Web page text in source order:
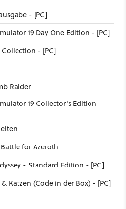
- [PC]
19 Day One Edition - [PC]
Collection - [PC]
Raider
19 Collector's Edition -
for Azeroth
- Standard Edition - [PC]
Katzen (Code in der Box) - [PC]